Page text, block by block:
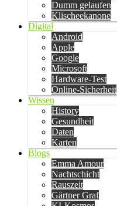
Dumm gelaufen
Klischeekanone
Digital
Android
Apple
Google
Microsoft
Hardware-Test
Online-Sicherheit
Wissen
History
Gesundheit
Daten
Karten
Blogs
Emma Amour
Nachtschicht
Rauszeit
Gärtner Graf